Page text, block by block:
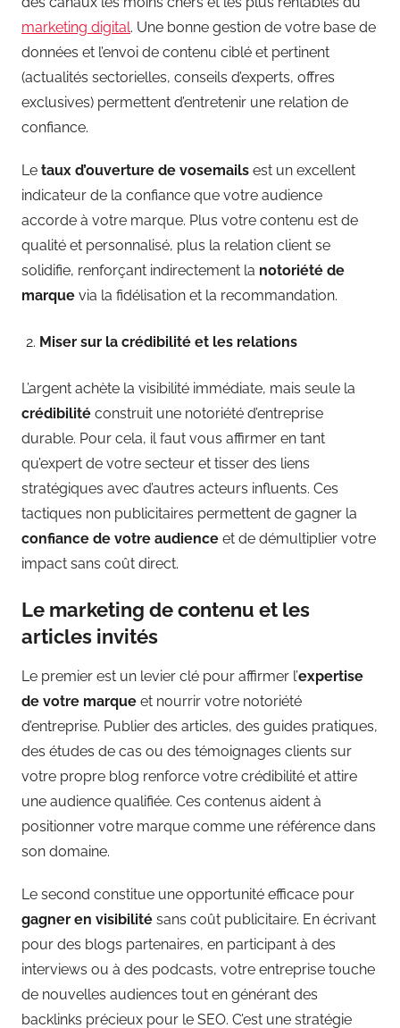
marketing digital. Une bonne gestion de votre base de
données et l’envoi de contenu ciblé et pertinent
(actualités sectorielles, conseils d’experts, offres
exclusives) permettent d’entretenir une relation de
confiance.
Le taux d’ouverture de vosemails est un excellent
indicateur de la confiance que votre audience
accorde à votre marque. Plus votre contenu est de
qualité et personnalisé, plus la relation client se
solidifie, renforçant indirectement la notoriété de
marque via la fidélisation et la recommandation.
Miser sur la crédibilité et les relations
L’argent achète la visibilité immédiate, mais seule la
crédibilité construit une notoriété d’entreprise
durable. Pour cela, il faut vous affirmer en tant
qu’expert de votre secteur et tisser des liens
stratégiques avec d’autres acteurs influents. Ces
tactiques non publicitaires permettent de gagner la
confiance de votre audience et de démultiplier votre
impact sans coût direct.
Le marketing de contenu et les
articles invités
Le premier est un levier clé pour affirmer l’expertise
de votre marque et nourrir votre notoriété
d’entreprise. Publier des articles, des guides pratiques,
des études de cas ou des témoignages clients sur
votre propre blog renforce votre crédibilité et attire
une audience qualifiée. Ces contenus aident à
positionner votre marque comme une référence dans
son domaine.
Le second constitue une opportunité efficace pour
gagner en visibilité sans coût publicitaire. En écrivant
pour des blogs partenaires, en participant à des
interviews ou à des podcasts, votre entreprise touche
de nouvelles audiences tout en générant des
backlinks précieux pour le SEO. C’est une stratégie